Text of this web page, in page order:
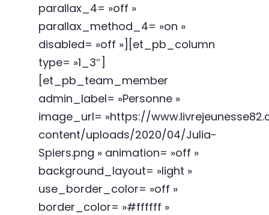
parallax_4= »off »
parallax_method_4= »on »
disabled= »off »][et_pb_column
type= »1_3″]
[et_pb_team_member
admin_label= »Personne »
image_url= »https://
content/uploads/2020/04/Julia-
Spiers.png » animation= »off »
background_layout= »light »
use_border_color= »off »
border_color= »#ffffff »